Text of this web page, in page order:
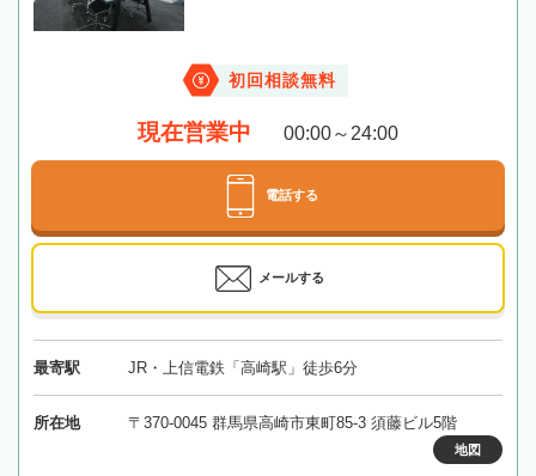
初回相談無料
現在営業中 00:00～24:00
電話する
メールする
最寄駅 JR・上信電鉄「高崎駅」徒歩6分
所在地 〒370-0045 群馬県高崎市東町85-3 須藤ビル5階
地図